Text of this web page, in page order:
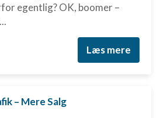
egentlig? OK, boomer –
Læs mere
– Mere Salg
tilpasset
tilpasset indhold